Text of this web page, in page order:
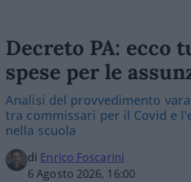
Decreto PA: ecco
spese per le
Analisi del provvedimento
tra commissari per il Covid e
nella scuola
di Enrico Foscarini
6 Agosto 2026, 16:00